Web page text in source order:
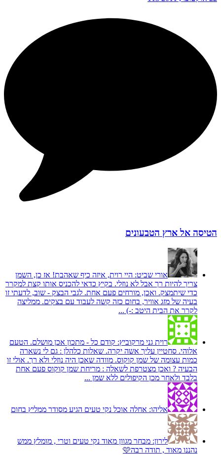
הטיסה אל ארץ הטבעונים
אורי שביט: היי רוית, איזה כיף שאהבת! אז כן, השמן
צריך להיות רך אבל לא נוזלי. בקיץ כדאי להכניס אותו קצת למקרר
כדי שיתמצק. ואכן, מורחים פעם אחת. לגבי הבצק - שוב, לדעתי זו
בעיה של מזג אוויר, בחום כזה קשה לעבוד עם בצקים. ממליצה
לקרר את הבית היטב :-) ...
רוית גני מרקוביץ: קודם כל - מתכון אכן מושלם. הטעם
אלוהי. סחטיין עליך אשה יקרה. שאלות כלהלן : גם לי נשארה
כמות עצומה של שמן קוקוס. מוודה שאכן היה נוזלי ולא רך. אולי זו
הבעיה ? ואכן מצטרפת לשאלה : מריחת שמן קוקוס פעם אחת
בלבד ולאחר מכן הקיפולים ללא שמן ...
אליהו: אחלה אוכל נקי טעים הגיע מסודר ממליץ בחום
לירון: מבחר מגוון מאוד נקי טעים וטרי , מומלץ ממש
נהננו מאוד , תודה רבה🩷